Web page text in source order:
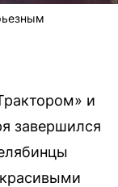
и
завершился